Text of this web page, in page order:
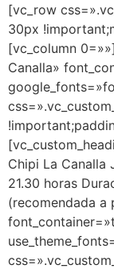
[vc_row
30px
[vc_column
Canalla»
Chipi La Canalla
21.30 horas
(recomendada a